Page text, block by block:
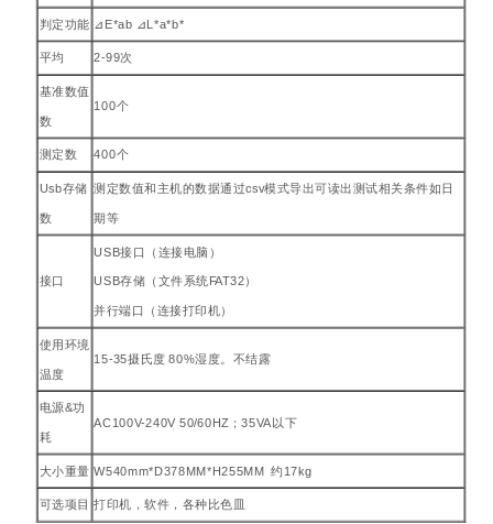
判定功能 ⊿E*ab ⊿L*a*b*
平均 2-99次
基准数值
数
100个
测定数 400个
Usb存储
数
测定数值和主机的数据通过csv模式导出可读出测试相关条件如日
期等
接口
USB接口（连接电脑）
USB存储（文件系统FAT32）
并行端口（连接打印机）
使用环境
温度
15-35摄氏度 80%湿度。不结露
电源&功
耗
AC100V-240V 50/60HZ；35VA以下
大小重量 W540mm*D378MM*H255MM 约17kg
可选项目 打印机，软件，各种比色皿